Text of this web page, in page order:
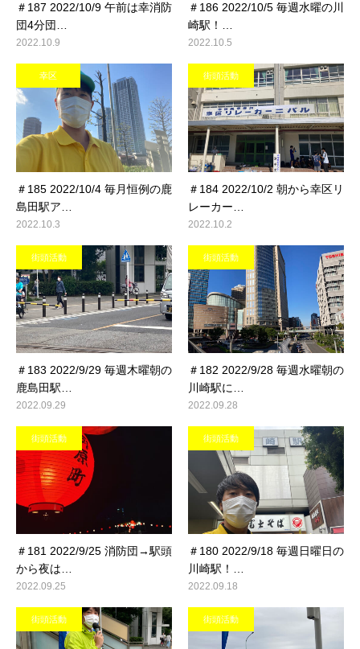
＃187 2022/10/9 午前は幸消防
団4分団…
2022.10.9
＃186 2022/10/5 毎週水曜の川
崎駅！…
2022.10.5
幸区
＃185 2022/10/4 毎月恒例の鹿
島田駅ア…
2022.10.3
街頭活動
＃184 2022/10/2 朝から幸区リ
レーカー…
2022.10.2
街頭活動
＃183 2022/9/29 毎週木曜朝の
鹿島田駅…
2022.09.29
街頭活動
＃182 2022/9/28 毎週水曜朝の
川崎駅に…
2022.09.28
街頭活動
＃181 2022/9/25 消防団→駅頭
から夜は…
2022.09.25
街頭活動
＃180 2022/9/18 毎週日曜日の
川崎駅！…
2022.09.18
街頭活動 街頭活動